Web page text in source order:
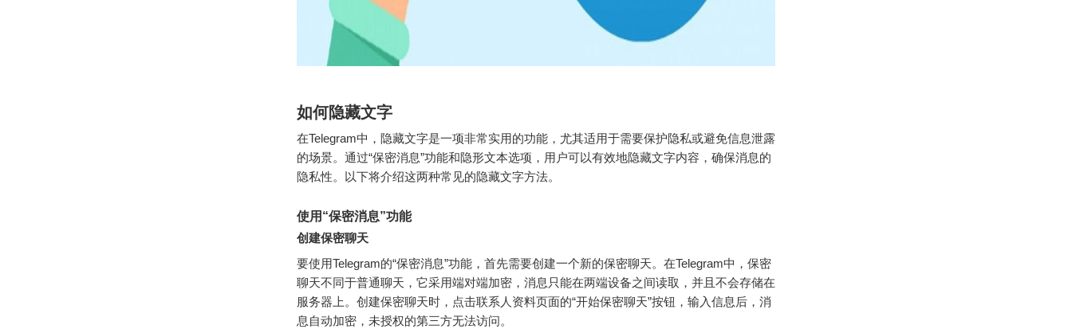
如何隐藏文字
在Telegram中，隐藏文字是一项非常实用的功能，尤其适用于需要保护隐私或避免信息泄露
的场景。通过“保密消息”功能和隐形文本选项，用户可以有效地隐藏文字内容，确保消息的
隐私性。以下将介绍这两种常见的隐藏文字方法。
使用“保密消息”功能
创建保密聊天
要使用Telegram的“保密消息”功能，首先需要创建一个新的保密聊天。在Telegram中，保密
聊天不同于普通聊天，它采用端对端加密，消息只能在两端设备之间读取，并且不会存储在
服务器上。创建保密聊天时，点击联系人资料页面的“开始保密聊天”按钮，输入信息后，消
息自动加密，未授权的第三方无法访问。